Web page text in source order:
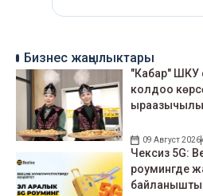
Бизнес жаңылыктары
"Кабар" ШКУ
колдоо
09 Август 2026
Чексиз 5G:
роумингде
байланышты